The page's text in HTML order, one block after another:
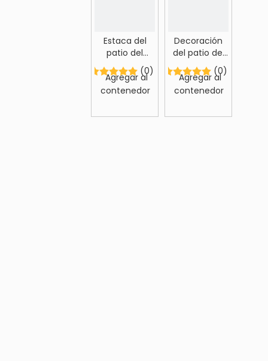
Estaca del
patio del
espantapájaros
del festival de
otoño
(0)
Agregar al
contenedor
Decoración
del patio del
espantapájaros
de Halloween
(0)
Agregar al
contenedor